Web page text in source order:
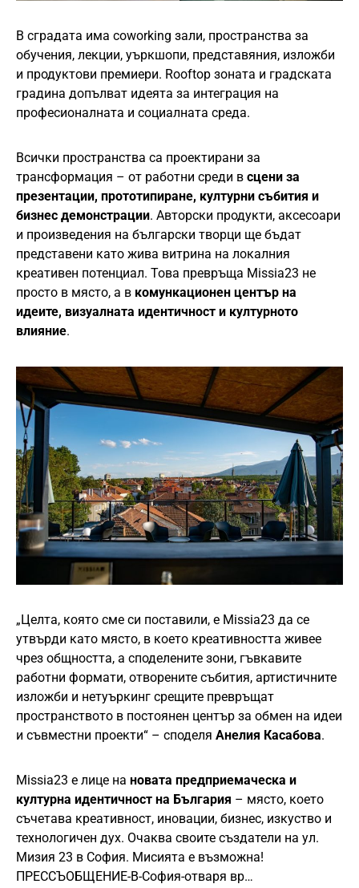
В сградата има coworking зали, пространства за
обучения, лекции, уъркшопи, представяния, изложби
и продуктови премиери. Rooftop зоната и градската
градина допълват идеята за интеграция на
професионалната и социалната среда.
Всички пространства са проектирани за
трансформация – от работни среди в сцени за
презентации, прототипиране, културни събития и
бизнес демонстрации. Авторски продукти, аксесоари
и произведения на български творци ще бъдат
представени като жива витрина на локалния
креативен потенциал. Това превръща Missia23 не
просто в място, а в комункационен център на
идеите, визуалната идентичност и културното
влияние.
„Целта, която сме си поставили, е Missia23 да се
утвърди като място, в което креативността живее
чрез общността, а споделените зони, гъвкавите
работни формати, отворените събития, артистичните
изложби и нетуъркинг срещите превръщат
пространството в постоянен център за обмен на идеи
и съвместни проекти“ – споделя Анелия Касабова.
Missia23 е лице на новата предприемаческа и
културна идентичност на България – място, което
съчетава креативност, иновации, бизнес, изкуство и
технологичен дух. Очаква своите създатели на ул.
Мизия 23 в София. Мисията е възможна!
ПРЕССЪОБЩЕНИЕ-В-София-отваря вр…